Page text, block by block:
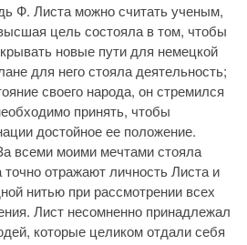
Ф. Листа можно считать ученым,
цель состояла в том, чтобы
новые пути для немецкой
для него стояла деятельность;
своего народа, он стремился
принять, чтобы
достойное ее положение.
всеми моими мечтами стояла
отражают личность Листа и
нитью при рассмотрении всех
Лист несомненно принадлежал
которые целиком отдали себя